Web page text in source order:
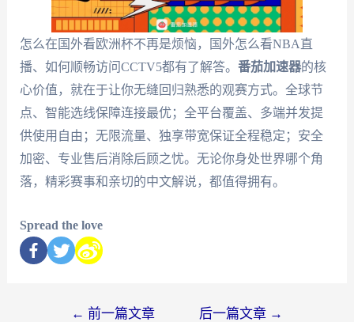
怎么在国外看欧洲杯不再是烦恼，国外怎么看NBA直
播、如何顺畅访问CCTV5都有了解答。 番茄加速器的核
心价值，就在于让你无缝回归熟悉的观赛方式。全球节
点、智能选线保障连接最优；全平台覆盖、多端并发提
供使用自由；无限流量、独享带宽保证全程稳定；安全
加密、专业售后消除后顾之忧。无论你身处世界哪个角
落，精彩赛事和亲切的中文解说，都值得拥有。
Spread the love
← 前一篇文章 后一篇文章 →